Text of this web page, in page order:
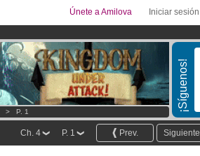
Iniciar sesión
Únete a Amilova
¡Síguenos!
> P. 1
Siguiente
Prev.
P. 1
Ch. 4